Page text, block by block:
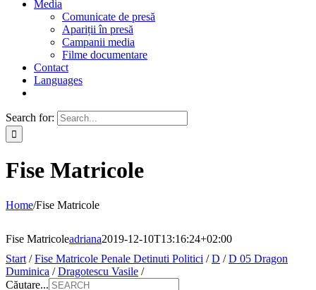
Media
Comunicate de presă
Apariții în presă
Campanii media
Filme documentare
Contact
Languages
Search for:
Fise Matricole
Home/Fise Matricole
Fise Matricoleadriana2019-12-10T13:16:24+02:00
Start /Fise Matricole Penale Detinuti Politici /D /D 05 Dragon
Duminica /Dragotescu Vasile /
Căutare...